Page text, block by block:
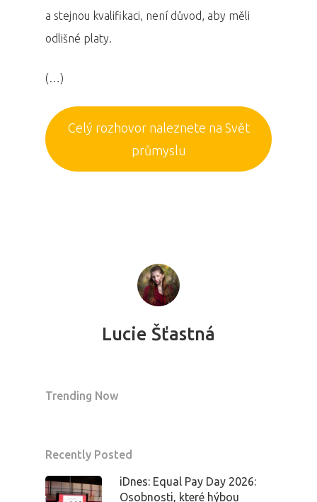
a stejnou kvalifikaci, není důvod, aby měli
odlišné platy.
(…)
Celý rozhovor naleznete na Svět
průmyslu
Lucie Šťastná
Trending Now
Recently Posted
iDnes: Equal Pay Day 2026:
Osobnosti, které hýbou